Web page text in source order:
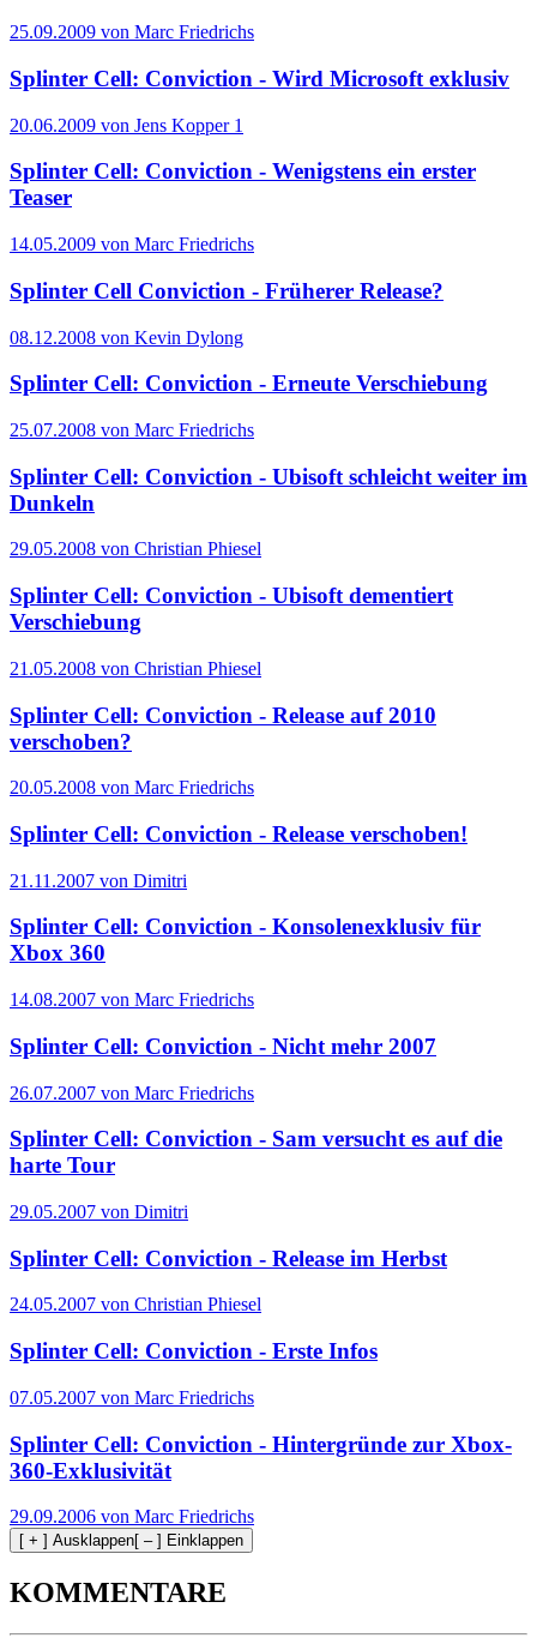
25.09.2009 von Marc Friedrichs
Splinter Cell: Conviction - Wird Microsoft exklusiv
20.06.2009 von Jens Kopper1
Splinter Cell: Conviction - Wenigstens ein erster
Teaser
14.05.2009 von Marc Friedrichs
Splinter Cell Conviction - Früherer Release?
08.12.2008 von Kevin Dylong
Splinter Cell: Conviction - Erneute Verschiebung
25.07.2008 von Marc Friedrichs
Splinter Cell: Conviction - Ubisoft schleicht weiter im
Dunkeln
29.05.2008 von Christian Phiesel
Splinter Cell: Conviction - Ubisoft dementiert
Verschiebung
21.05.2008 von Christian Phiesel
Splinter Cell: Conviction - Release auf 2010
verschoben?
20.05.2008 von Marc Friedrichs
Splinter Cell: Conviction - Release verschoben!
21.11.2007 von Dimitri
Splinter Cell: Conviction - Konsolenexklusiv für
Xbox 360
14.08.2007 von Marc Friedrichs
Splinter Cell: Conviction - Nicht mehr 2007
26.07.2007 von Marc Friedrichs
Splinter Cell: Conviction - Sam versucht es auf die
harte Tour
29.05.2007 von Dimitri
Splinter Cell: Conviction - Release im Herbst
24.05.2007 von Christian Phiesel
Splinter Cell: Conviction - Erste Infos
07.05.2007 von Marc Friedrichs
Splinter Cell: Conviction - Hintergründe zur Xbox-
360-Exklusivität
29.09.2006 von Marc Friedrichs
[ + ] Ausklappen[ – ] Einklappen
KOMMENTARE